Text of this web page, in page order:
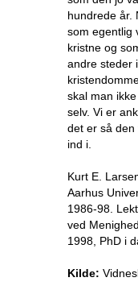
hundrede år.
som egentlig
kristne og
andre steder
skal man
selv. Vi er
det er så den
ind i.
Kurt E.
Aarhus
1986-98.
ved
1998, PhD i
Kilde: